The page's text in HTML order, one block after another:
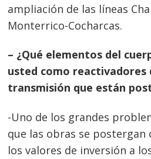
ampliación de las líneas
Monterrico-Cocharcas.
– ¿Qué elementos del
usted como reactivadores
transmisión que están
-Uno de los grandes
que las obras se
los valores de inversión a